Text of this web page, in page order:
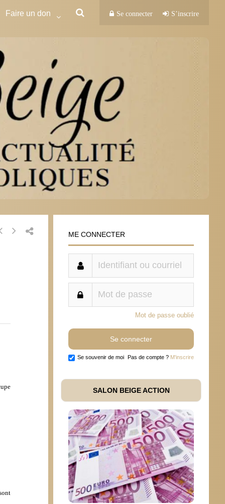
Faire un don Se connecter S’inscrire
ME CONNECTER
Mot de passe oublié
Se souvenir de moi Pas de compte ? M'inscrire
SALON BEIGE ACTION